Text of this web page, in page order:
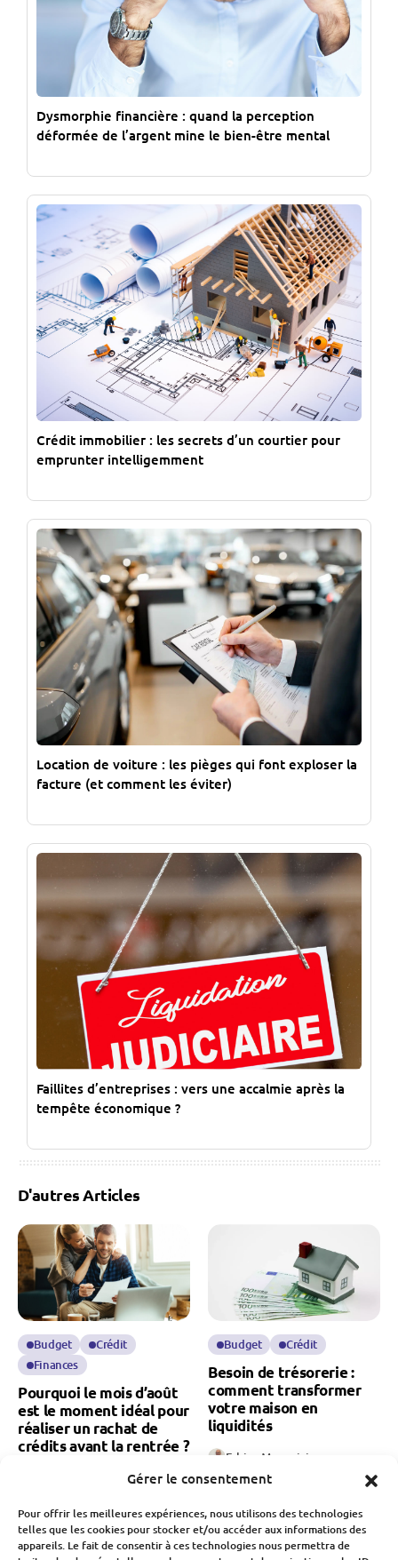
Gérer le consentement
Pour offrir les meilleures expériences, nous utilisons des technologies
telles que les cookies pour stocker et/ou accéder aux informations des
appareils. Le fait de consentir à ces technologies nous permettra de
Dysmorphie financière : quand la perception
déformée de l’argent mine le bien-être mental
Crédit immobilier : les secrets d’un courtier pour
emprunter intelligemment
Location de voiture : les pièges qui font exploser la
facture (et comment les éviter)
Faillites d’entreprises : vers une accalmie après la
tempête économique ?
D'autres Articles
Budget
Crédit
Finances
Pourquoi le mois d’août
est le moment idéal pour
réaliser un rachat de
crédits avant la rentrée ?
Budget Crédit
Besoin de trésorerie :
comment transformer
votre maison en
liquidités
Fabien Monvoisin
8 Août 2026